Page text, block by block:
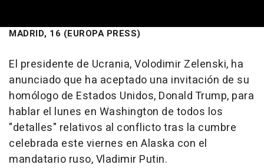
MADRID, 16 (EUROPA PRESS)
El presidente de Ucrania, Volodimir Zelenski, ha
anunciado que ha aceptado una invitación de su
homólogo de Estados Unidos, Donald Trump, para
hablar el lunes en Washington de todos los
"detalles" relativos al conflicto tras la cumbre
celebrada este viernes en Alaska con el
mandatario ruso, Vladimir Putin.